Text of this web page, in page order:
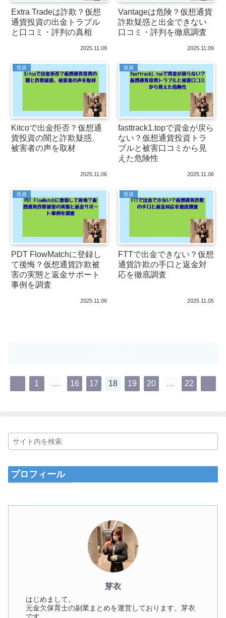
Extra Tradeは詐欺？仮想
通貨投資の出金トラブル
と口コミ・評判の真相
2025.11.09
Vantageは危険？仮想通貨
詐欺疑惑と出金できない
口コミ・評判を徹底調査
2025.11.09
投資
Kitcoで出金拒否？仮想通
貨投資の闇と詐欺疑惑、
被害者の声を取材
2025.11.06
投資
fasttrack1.topで資金が戻ら
ない？仮想通貨投資トラ
ブルと被害口コミから見
えた危険性
2025.11.06
投資
PDT FlowMatchに登録し
て後悔？仮想通貨詐欺被
害の実態と返金サポート
事例を調査
2025.11.06
投資
FTTで出金できない？仮想
通貨詐欺の手口と返金対
応を徹底調査
2025.11.05
1 … 16 17 18 19 20 … 22
プロフィール
芽衣
はじめまして。
元金欠保育士の副業まとめを運営しております。芽衣